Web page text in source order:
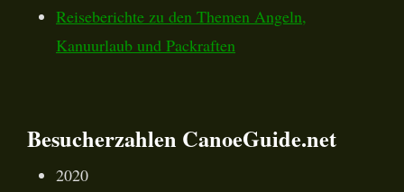
Reiseberichte zu den Themen Angeln,
Kanuurlaub und Packraften
Besucherzahlen CanoeGuide.net
2020